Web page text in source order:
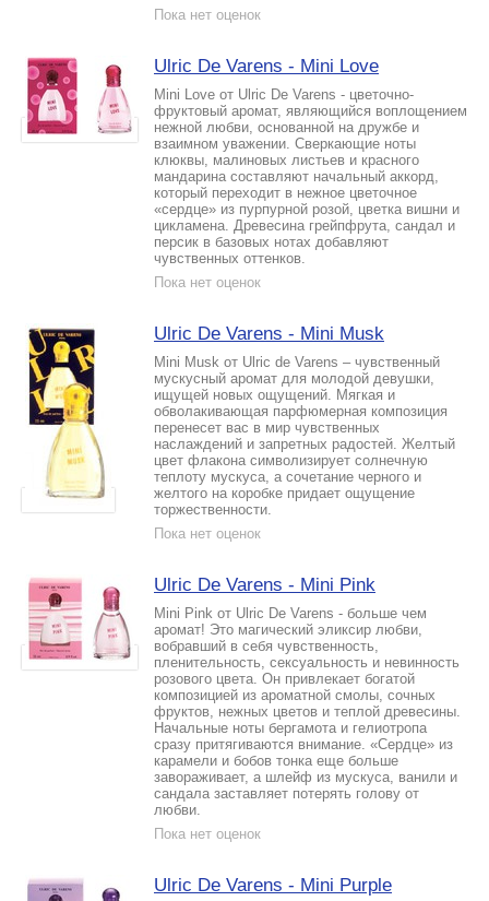
Пока нет оценок
Ulric De Varens - Mini Love
Mini Love от Ulric De Varens - цветочно-
фруктовый аромат, являющийся воплощением
нежной любви, основанной на дружбе и
взаимном уважении. Сверкающие ноты
клюквы, малиновых листьев и красного
мандарина составляют начальный аккорд,
который переходит в нежное цветочное
«сердце» из пурпурной розой, цветка вишни и
цикламена. Древесина грейпфрута, сандал и
персик в базовых нотах добавляют
чувственных оттенков.
Пока нет оценок
Ulric De Varens - Mini Musk
Mini Musk от Ulric de Varens – чувственный
мускусный аромат для молодой девушки,
ищущей новых ощущений. Мягкая и
обволакивающая парфюмерная композиция
перенесет вас в мир чувственных
наслаждений и запретных радостей. Желтый
цвет флакона символизирует солнечную
теплоту мускуса, а сочетание черного и
желтого на коробке придает ощущение
торжественности.
Пока нет оценок
Ulric De Varens - Mini Pink
Mini Pink от Ulric De Varens - больше чем
аромат! Это магический эликсир любви,
вобравший в себя чувственность,
пленительность, сексуальность и невинность
розового цвета. Он привлекает богатой
композицией из ароматной смолы, сочных
фруктов, нежных цветов и теплой древесины.
Начальные ноты бергамота и гелиотропа
сразу притягиваются внимание. «Сердце» из
карамели и бобов тонка еще больше
завораживает, а шлейф из мускуса, ванили и
сандала заставляет потерять голову от
любви.
Пока нет оценок
Ulric De Varens - Mini Purple